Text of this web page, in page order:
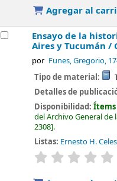
Agregar al
Ensayo de la
Aires y Tucumán /
por Funes, Gregorio,
Tipo de material:
Detalles de
Disponibilidad:Ítems
del Archivo General de
2308 .
Listas: Ernesto H.
valoración